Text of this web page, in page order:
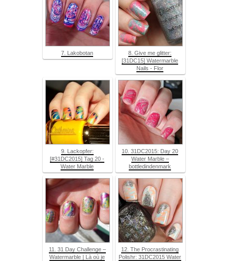
7. Lakobotan
8. Give me glitter:
[31DC15] Watermarble
Nails - Flor
9. Lackopfer:
[#31DC2015] Tag 20 -
Water Marble
10. 31DC2015: Day 20
Water Marble –
bottledindenmark
11. 31 Day Challenge –
Watermarble | Là où je
12. The Procrastinating
Polishr: 31DC2015 Water